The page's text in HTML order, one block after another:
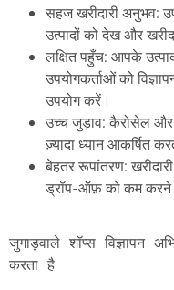
सहज खरीदारी अनुभव:
उत्पादों को देख और
लक्षित पहुँच: आपके
उपयोगकर्ताओं को
उपयोग करें।
उच्च जुड़ाव: कैरोसेल और
ज़्यादा ध्यान आकर्षित
बेहतर रूपांतरण:
ड्रॉप-ऑफ़ को कम करने
जुगाड़वाले शॉप्स विज्ञापन